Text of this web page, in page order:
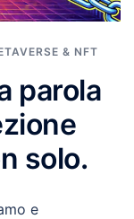
& NFT
parola
solo.
e